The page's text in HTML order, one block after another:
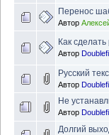
Перенос
Автор
Как
Автор
Русский
Автор
Не
Автор
Долгий